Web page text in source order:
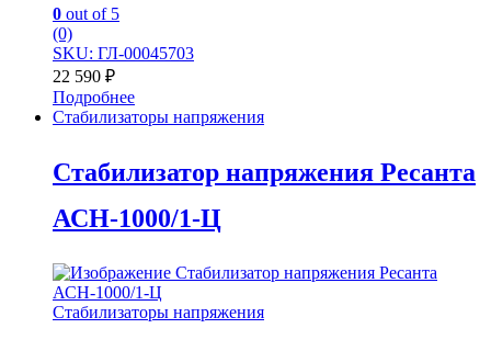
0 out of 5
(0)
SKU: ГЛ-00045703
22 590 ₽
Подробнее
Стабилизаторы напряжения
Стабилизатор напряжения Ресанта
АСН-1000/1-Ц
Стабилизаторы напряжения